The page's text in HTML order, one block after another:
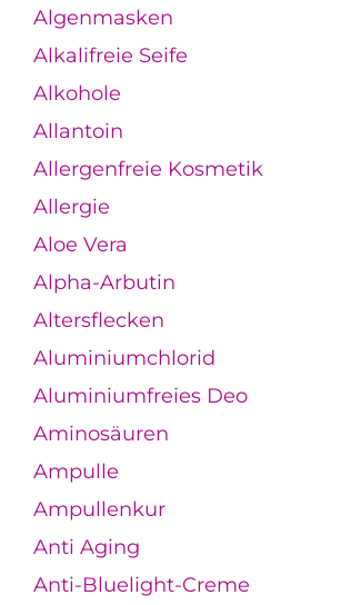
Algenmasken
Alkalifreie Seife
Alkohole
Allantoin
Allergenfreie Kosmetik
Allergie
Aloe Vera
Alpha-Arbutin
Altersflecken
Aluminiumchlorid
Aluminiumfreies Deo
Aminosäuren
Ampulle
Ampullenkur
Anti Aging
Anti-Bluelight-Creme